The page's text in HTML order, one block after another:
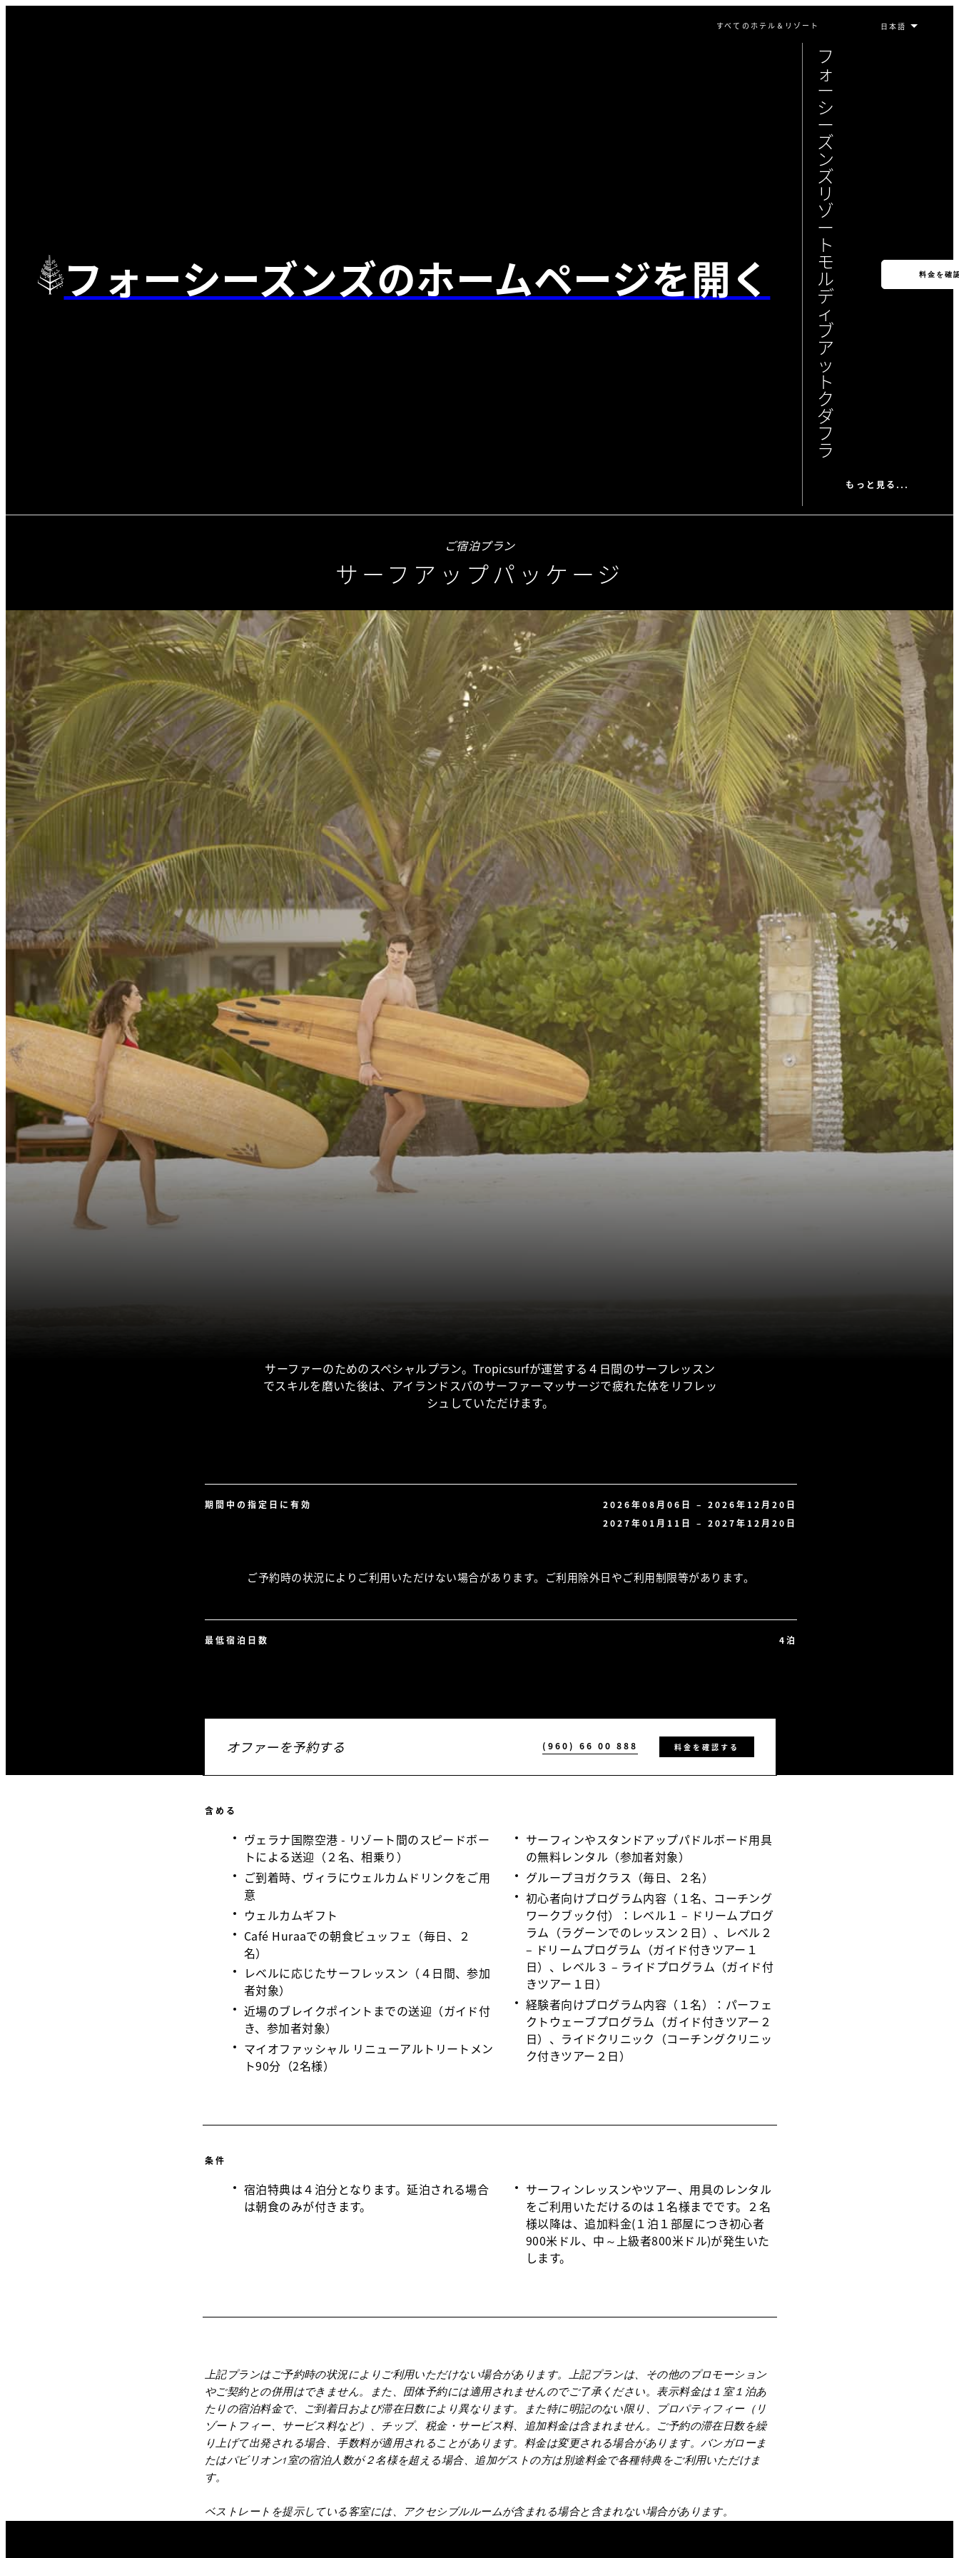
すべてのホテル＆リゾート
フォーシーズンズのホームページを開く
フ
ォ
ー
シ
ー
ズ
ン
ズ
リ
ゾ
ー
ト
モ
ル
デ
ィ
ブ
ア
ッ
ト
ク
ダ
フ
ラ
もっと見る...
料金を確
ご宿泊プラン
サーフアップパッケージ
サーファーのためのスペシャルプラン。Tropicsurfが運営する４日間のサーフレッスン
でスキルを磨いた後は、アイランドスパのサーファーマッサージで疲れた体をリフレッ
シュしていただけます。
期間中の指定日に有効
2026年08月06日 – 2026年12月20日
2027年01月11日 – 2027年12月20日
ご予約時の状況によりご利用いただけない場合があります。ご利用除外日やご利用制限等があります。
最低宿泊日数 4泊
オファーを予約する (960) 66 00 888 料金を確認する
含める
ヴェラナ国際空港 - リゾート間のスピードボー
トによる送迎（２名、相乗り）
ご到着時、ヴィラにウェルカムドリンクをご用
意
ウェルカムギフト
Café Huraaでの朝食ビュッフェ（毎日、２
名）
レベルに応じたサーフレッスン（４日間、参加
者対象）
近場のブレイクポイントまでの送迎（ガイド付
き、参加者対象）
マイオファッシャル リニューアルトリートメン
ト90分（2名様）
サーフィンやスタンドアップパドルボード用具
の無料レンタル（参加者対象）
グループヨガクラス（毎日、２名）
初心者向けプログラム内容（１名、コーチング
ワークブック付）：レベル１ – ドリームプログ
ラム（ラグーンでのレッスン２日）、レベル２
– ドリームプログラム（ガイド付きツアー１
日）、レベル３ – ライドプログラム（ガイド付
きツアー１日）
経験者向けプログラム内容（１名）：パーフェ
クトウェーブプログラム（ガイド付きツアー２
日）、ライドクリニック（コーチングクリニッ
ク付きツアー２日）
条件
宿泊特典は４泊分となります。延泊される場合
は朝食のみが付きます。
サーフィンレッスンやツアー、用具のレンタル
をご利用いただけるのは１名様までです。２名
様以降は、追加料金(１泊１部屋につき初心者
900米ドル、中～上級者800米ドル)が発生いた
します。
上記プランはご予約時の状況によりご利用いただけない場合があります。上記プランは、その他のプロモーション
やご契約との併用はできません。また、団体予約には適用されませんのでご了承ください。表示料金は１室１泊あ
たりの宿泊料金で、ご到着日および滞在日数により異なります。また特に明記のない限り、プロパティフィー（リ
ゾートフィー、サービス料など）、チップ、税金・サービス料、追加料金は含まれません。ご予約の滞在日数を繰
り上げて出発される場合、手数料が適用されることがあります。料金は変更される場合があります。バンガローま
たはパビリオン1室の宿泊人数が２名様を超える場合、追加ゲストの方は別途料金で各種特典をご利用いただけま
す。
ベストレートを提示している客室には、アクセシブルルームが含まれる場合と含まれない場合があります。